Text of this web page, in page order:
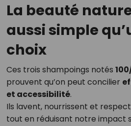
La beauté
aussi simple
choix
Ces trois shampoings notés
prouvent qu’on peut concilier
et accessibilité.
Ils lavent, nourrissent et
tout en réduisant notre impact